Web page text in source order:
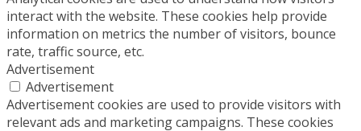
interact with the website. These cookies help provide
information on metrics the number of visitors, bounce
rate, traffic source, etc.
Advertisement
Advertisement
Advertisement cookies are used to provide visitors with
relevant ads and marketing campaigns. These cookies